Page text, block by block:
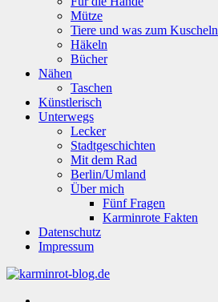
Mütze
Tiere und was zum Kuscheln
Häkeln
Bücher
Nähen
Taschen
Künstlerisch
Unterwegs
Lecker
Stadtgeschichten
Mit dem Rad
Berlin/Umland
Über mich
Fünf Fragen
Karminrote Fakten
Datenschutz
Impressum